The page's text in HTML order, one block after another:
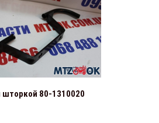
шторкой 80-1310020